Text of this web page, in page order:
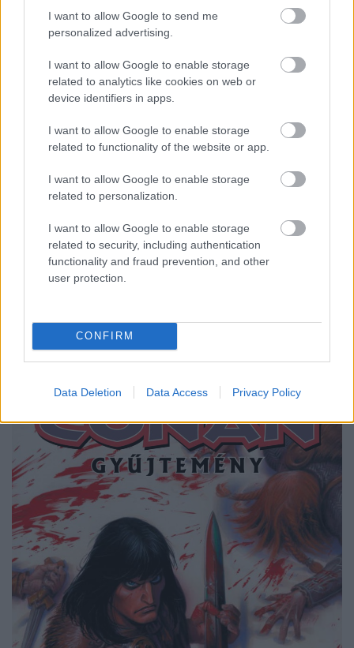
I want to allow Google to send me
personalized advertising.
I want to allow Google to enable storage
related to analytics like cookies on web or
device identifiers in apps.
I want to allow Google to enable storage
related to functionality of the website or app.
I want to allow Google to enable storage
related to personalization.
I want to allow Google to enable storage
related to security, including authentication
functionality and fraud prevention, and other
user protection.
CONFIRM
Data Deletion Data Access Privacy Policy
Csatatéren született... - Elolvastuk az
2019. november 22.